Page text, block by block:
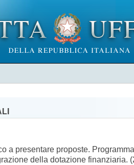
a presentare proposte.
della dotazione finanziaria.